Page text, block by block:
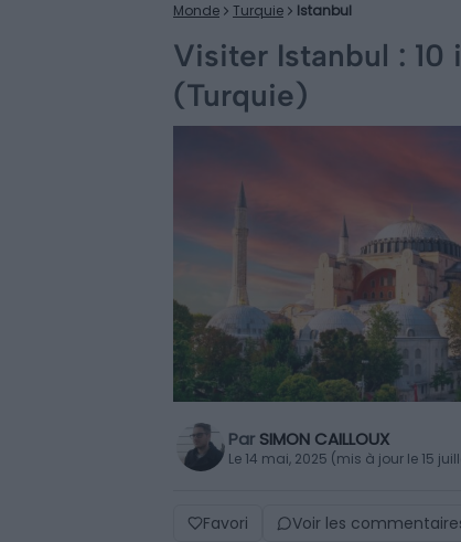
Monde Turquie Istanbul
Visiter Istanbul :
(Turquie)
Par SIMON CAILLOUX
Le 14 mai, 2025 (mis à jour le 15
Favori Voir les